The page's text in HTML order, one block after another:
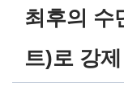
최후의 수
트)로 강제